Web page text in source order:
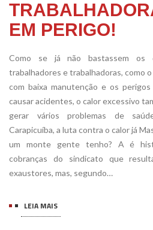
EM PERIGO!
Como se já não bastassem os
trabalhadores e trabalhadoras, como
com baixa manutenção e os
causar acidentes, o calor excessivo
gerar vários problemas de
Carapicuíba, a luta contra o calor já
um monte gente tenho? A é
cobranças do sindicato que
exaustores, mas, segundo…
LEIA MAIS